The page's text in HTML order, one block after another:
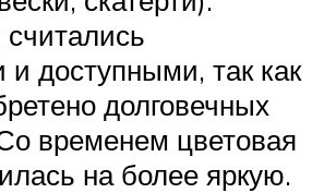
доступными, так как
долговечных
временем цветовая
на более яркую.